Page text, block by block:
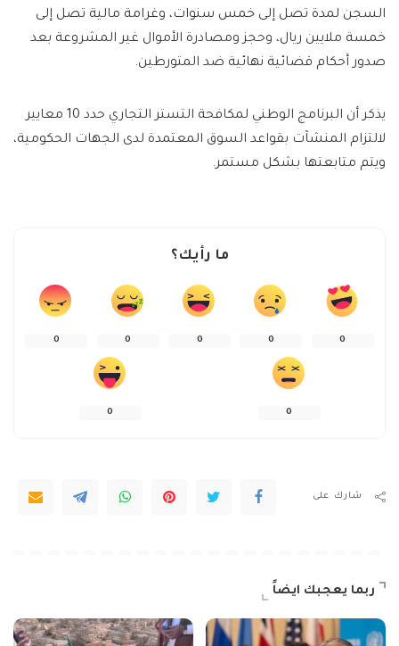
السجن لمدة تصل إلى خمس سنوات، وغرامة مالية تصل إلى
خمسة ملايين ريال، وحجز ومصادرة الأموال غير المشروعة بعد
صدور أحكام قضائية نهائية ضد المتورطين.
يذكر أن البرنامج الوطني لمكافحة التستر التجاري حدد 10 معايير
لالتزام المنشآت بقواعد السوق المعتمدة لدى الجهات الحكومية،
ويتم متابعتها بشكل مستمر.
ما رأيك؟
0
0
0
0
0
0
0
شارك على
ربما يعجبك ايضاً